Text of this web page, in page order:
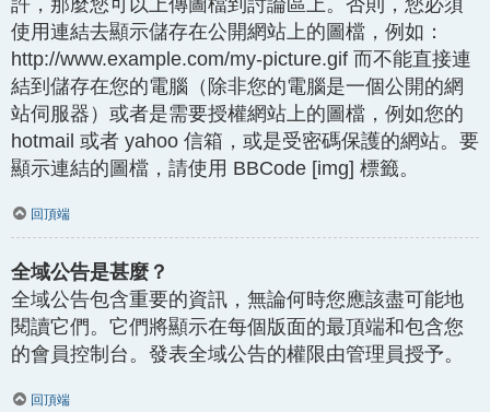
使用連結去顯示儲存在公開網站上的圖檔，例如：
http://www.example.com/my-picture.gif 而不能直接連
結到儲存在您的電腦（除非您的電腦是一個公開的網
站伺服器）或者是需要授權網站上的圖檔，例如您的
hotmail 或者 yahoo 信箱，或是受密碼保護的網站。要
顯示連結的圖檔，請使用 BBCode [img] 標籤。
回頂端
全域公告是甚麼？
全域公告包含重要的資訊，無論何時您應該盡可能地
閱讀它們。它們將顯示在每個版面的最頂端和包含您
的會員控制台。發表全域公告的權限由管理員授予。
回頂端